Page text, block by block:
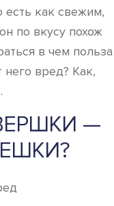
есть как свежим,
по вкусу похож
в чем польза
него вред? Как,
—